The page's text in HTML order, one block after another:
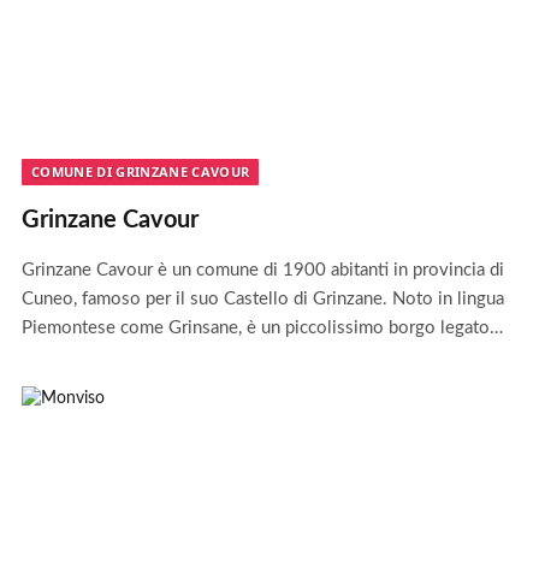
COMUNE DI GRINZANE CAVOUR
Grinzane Cavour
Grinzane Cavour è un comune di 1900 abitanti in provincia di
Cuneo, famoso per il suo Castello di Grinzane. Noto in lingua
Piemontese come Grinsane, è un piccolissimo borgo legato…